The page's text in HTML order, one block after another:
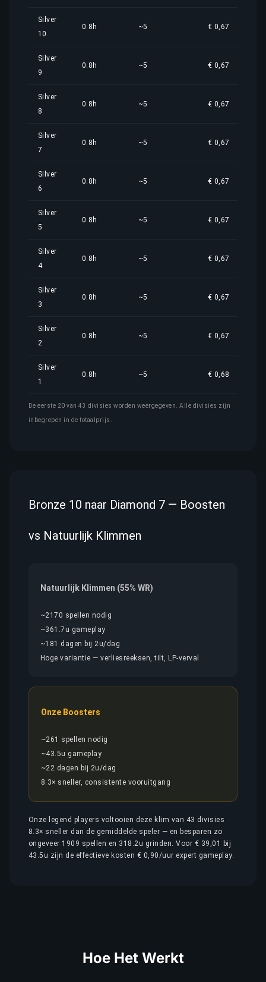
Silver
10
0.8h ~5 € 0,67
Silver
9
0.8h ~5 € 0,67
Silver
8
0.8h ~5 € 0,67
Silver
7
0.8h ~5 € 0,67
Silver
6
0.8h ~5 € 0,67
Silver
5
0.8h ~5 € 0,67
Silver
4
0.8h ~5 € 0,67
Silver
3
0.8h ~5 € 0,67
Silver
2
0.8h ~5 € 0,67
Silver
1
0.8h ~5 € 0,68
De eerste 20 van 43 divisies worden weergegeven. Alle divisies zijn
inbegrepen in de totaalprijs.
Bronze 10 naar Diamond 7 — Boosten
vs Natuurlijk Klimmen
Natuurlijk Klimmen (55% WR)
~2170 spellen nodig
~361.7u gameplay
~181 dagen bij 2u/dag
Hoge variantie — verliesreeksen, tilt, LP-verval
Onze Boosters
~261 spellen nodig
~43.5u gameplay
~22 dagen bij 2u/dag
8.3× sneller, consistente vooruitgang
Onze legend players voltooien deze klim van 43 divisies
8.3× sneller dan de gemiddelde speler — en besparen zo
ongeveer 1909 spellen en 318.2u grinden. Voor € 39,01 bij
43.5u zijn de effectieve kosten € 0,90/uur expert gameplay.
Hoe Het Werkt